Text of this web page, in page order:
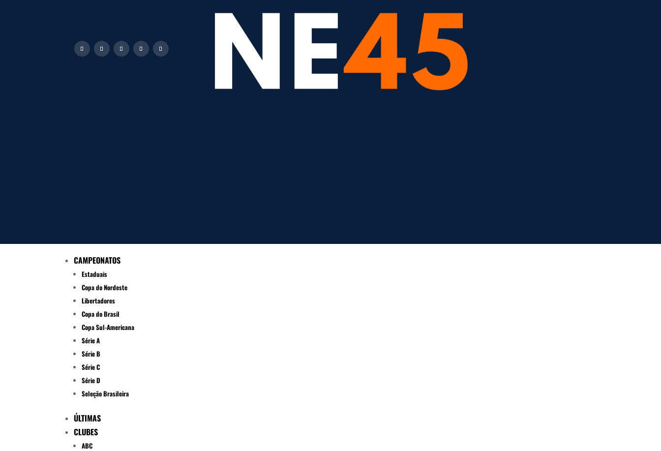
CAMPEONATOS
Estaduais
Copa do Nordeste
Libertadores
Copa do Brasil
Copa Sul-Americana
Série A
Série B
Série C
Série D
Seleção Brasileira
ÚLTIMAS
CLUBES
ABC